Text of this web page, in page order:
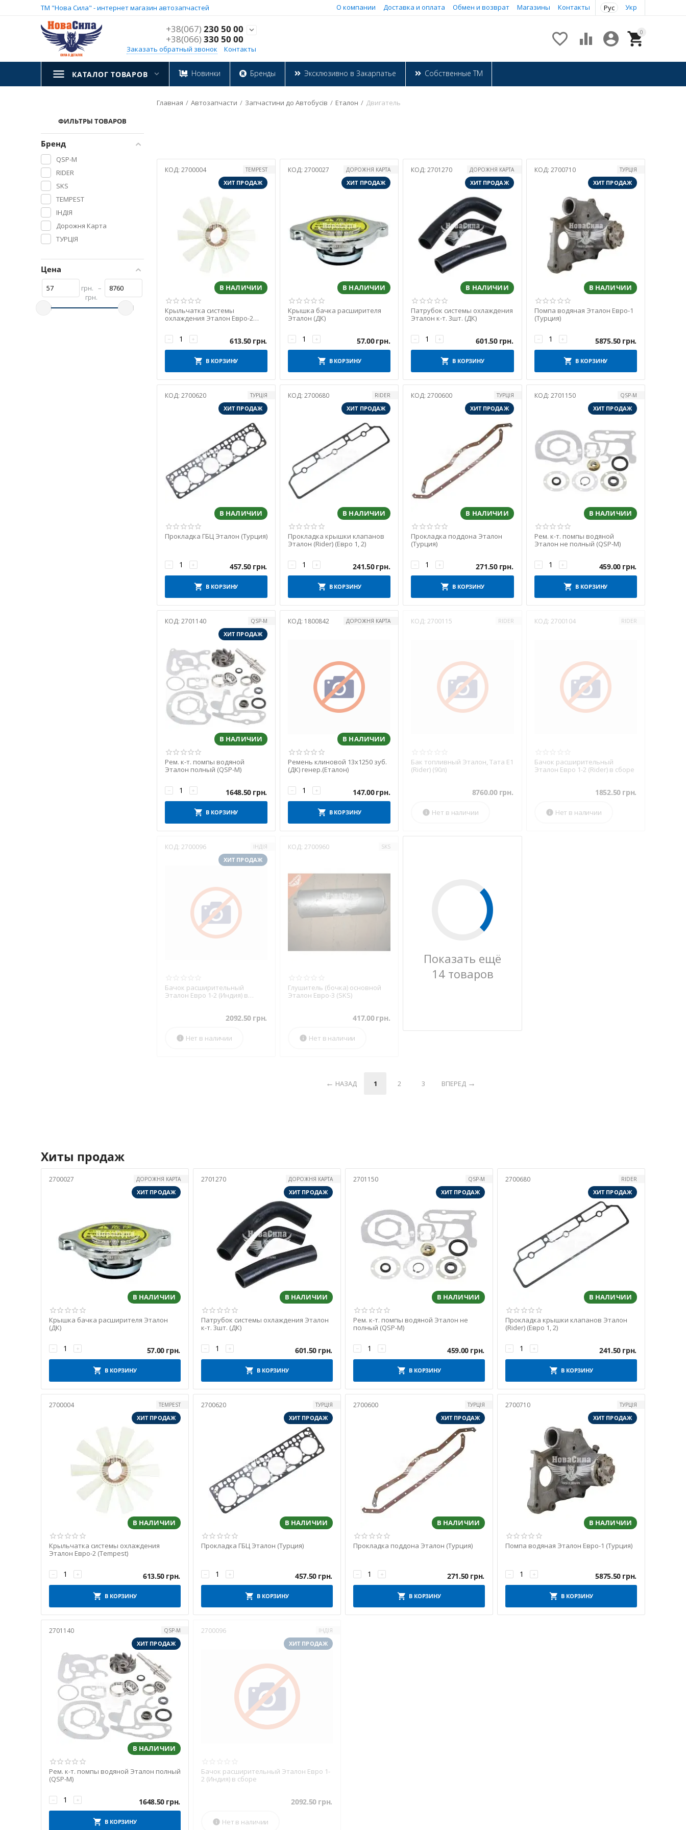
ТМ "Нова Сила" - интернет магазин автозапчастей Рус Укр
О компании Доставка и оплата Обмен и возврат Магазины Контакты
+38(067) 230 50 00
+38(066) 330 50 00

Заказать обратный звонок Контакты
0


 
КАТАЛОГ ТОВАРОВ Новинки Бренды Эксклюзивно в Закарпатье Собственные ТМ
ФИЛЬТРЫ ТОВАРОВ
Бренд
QSP-M
RIDER
SKS
TEMPEST
ІНДІЯ
Дорожня Карта
ТУРЦІЯ
Цена
грн. –
грн.
Главная / Aвтозапчасти / Запчастини до Автобусів / Еталон / Двигатель
КОД: 2700004
TEMPEST
ХИТ ПРОДАЖ
В НАЛИЧИИ
Крыльчатка системы
охлаждения Эталон Евро-2
+
− 613.50 грн.
В КОРЗИНУ
КОД: 2700027
ДОРОЖНЯ КАРТА
ХИТ ПРОДАЖ
В НАЛИЧИИ
Крышка бачка расширителя
Эталон (ДК)
+
− 57.00грн.
В КОРЗИНУ
КОД: 2701270
ДОРОЖНЯ КАРТА
ХИТ ПРОДАЖ
В НАЛИЧИИ
Патрубок системы охлаждения
Эталон к-т. 3шт. (ДК)
+
− 601.50 грн.
В КОРЗИНУ
КОД: 2700710
ТУРЦІЯ
ХИТ ПРОДАЖ
В НАЛИЧИИ
Помпа водяная Эталон Евро-1
(Турция)
+
− 5875.50 грн.
В КОРЗИНУ
КОД: 2700620
ТУРЦІЯ
ХИТ ПРОДАЖ
В НАЛИЧИИ
Прокладка ГБЦ Эталон (Турция)
+
− 457.50 грн.
В КОРЗИНУ
КОД: 2700680
RIDER
ХИТ ПРОДАЖ
В НАЛИЧИИ
Прокладка крышки клапанов
Эталон (Rider) (Евро 1, 2)
+
− 241.50грн.
В КОРЗИНУ
КОД: 2700600
ТУРЦІЯ
ХИТ ПРОДАЖ
В НАЛИЧИИ
Прокладка поддона Эталон
(Турция)
+
− 271.50 грн.
В КОРЗИНУ
КОД: 2701150
QSP-M
ХИТ ПРОДАЖ
В НАЛИЧИИ
Рем. к-т. помпы водяной
Эталон не полный (QSP-M)
+
− 459.00 грн.
В КОРЗИНУ
КОД: 2701140
QSP-M
ХИТ ПРОДАЖ
В НАЛИЧИИ
Рем. к-т. помпы водяной
Эталон полный (QSP-M)
+
− 1648.50 грн.
В КОРЗИНУ
КОД: 1800842 ДОРОЖНЯ КАРТА
В НАЛИЧИИ
Ремень клиновой 13х1250 зуб.
(ДК) генер.(Еталон)
+
− 147.00грн.
В КОРЗИНУ
КОД: 2700115 RIDER
Бак топливный Эталон, Тата Е1
(Rider) (90л)
8760.00 грн.
Нет в наличии

КОД: 2700104 RIDER
Бачок расширительный
Эталон Евро 1-2 (Rider) в сборе
1852.50 грн.
Нет в наличии

КОД: 2700096
ІНДІЯ
ХИТ ПРОДАЖ
Бачок расширительный
Эталон Евро 1-2 (Индия) в
2092.50 грн.
Нет в наличии

КОД: 2700960 SKS
Глушитель (бочка) основной
Эталон Евро-3 (SKS)
417.00грн.
Нет в наличии

Показать ещё
14 товаров
НАЗАД 1 2 3 ВПЕРЕД
Хиты продаж
2700027
ДОРОЖНЯ КАРТА
ХИТ ПРОДАЖ
В НАЛИЧИИ
Крышка бачка расширителя Эталон
(ДК)
+
− 57.00 грн.
В КОРЗИНУ
2701270
ДОРОЖНЯ КАРТА
ХИТ ПРОДАЖ
В НАЛИЧИИ
Патрубок системы охлаждения Эталон
к-т. 3шт. (ДК)
+
− 601.50 грн.
В КОРЗИНУ
2701150
QSP-M
ХИТ ПРОДАЖ
В НАЛИЧИИ
Рем. к-т. помпы водяной Эталон не
полный (QSP-M)
+
− 459.00 грн.
В КОРЗИНУ
2700680
RIDER
ХИТ ПРОДАЖ
В НАЛИЧИИ
Прокладка крышки клапанов Эталон
(Rider) (Евро 1, 2)
+
− 241.50 грн.
В КОРЗИНУ
2700004
TEMPEST
ХИТ ПРОДАЖ
В НАЛИЧИИ
Крыльчатка системы охлаждения
Эталон Евро-2 (Tempest)
+
− 613.50 грн.
В КОРЗИНУ
2700620
ТУРЦІЯ
ХИТ ПРОДАЖ
В НАЛИЧИИ
Прокладка ГБЦ Эталон (Турция)
+
− 457.50 грн.
В КОРЗИНУ
2700600
ТУРЦІЯ
ХИТ ПРОДАЖ
В НАЛИЧИИ
Прокладка поддона Эталон (Турция)
+
− 271.50 грн.
В КОРЗИНУ
2700710
ТУРЦІЯ
ХИТ ПРОДАЖ
В НАЛИЧИИ
Помпа водяная Эталон Евро-1 (Турция)
+
− 5875.50 грн.
В КОРЗИНУ
2701140
QSP-M
ХИТ ПРОДАЖ
В НАЛИЧИИ
Рем. к-т. помпы водяной Эталон полный
(QSP-M)
+
− 1648.50 грн.
В КОРЗИНУ
2700096
ІНДІЯ
ХИТ ПРОДАЖ
Бачок расширительный Эталон Евро 1-
2 (Индия) в сборе
2092.50 грн.
Нет в наличии
